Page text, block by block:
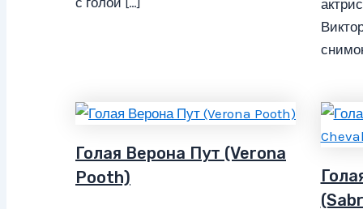
Голая Верона Пут (Verona
Pooth)